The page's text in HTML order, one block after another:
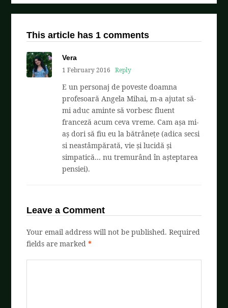
This article has 1 comments
Vera
1 February 2016
Reply
E un personaj de poveste doamna
profesoară Angela Mihai, m-a ajutat să-
mi aduc aminte să vorbesc fluent
franceză acum ceva vreme. Cam așa mi-
aș dori să fiu eu la bătrânețe (adica secsi
si neastâmpărată, vie și lucidă și
simpatică… nu tremurând în așteptarea
pensiei).
Leave a Comment
Your email address will not be published. Required
fields are marked*